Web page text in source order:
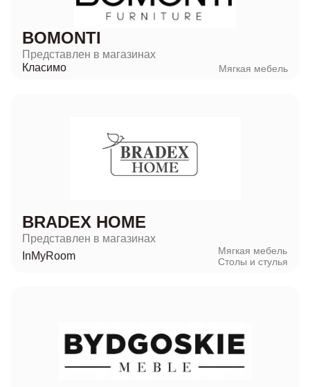
BOMONTI
Представлен в магазинах
Класимо
Мягкая мебель
BRADEX HOME
Представлен в магазинах
InMyRoom
Мягкая мебель
Столы и стулья